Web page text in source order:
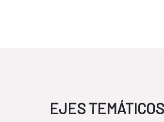
EJES TEMÁTICOS